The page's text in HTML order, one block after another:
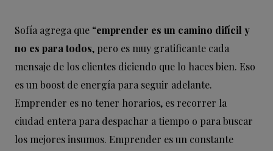
Sofía agrega que “emprender es un camino difícil y
no es para todos, pero es muy gratificante cada
mensaje de los clientes diciendo que lo haces bien. Eso
es un boost de energía para seguir adelante.
Emprender es no tener horarios, es recorrer la
ciudad entera para despachar a tiempo o para buscar
los mejores insumos. Emprender es un constante